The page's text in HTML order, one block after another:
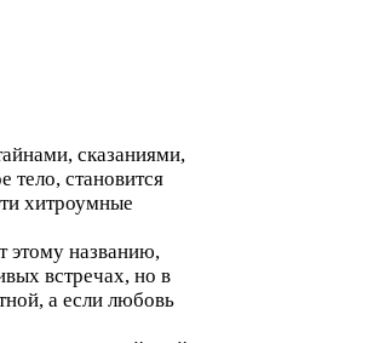
сказаниями,
становится
хитроумные
этому названию,
встречах, но в
а если любовь